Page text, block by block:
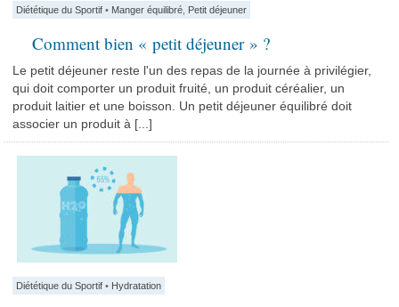
Diététique du Sportif • Manger équilibré Petit déjeuner
Comment bien « petit déjeuner » ?
Le petit déjeuner reste l'un des repas de la journée à privilégier,
qui doit comporter un produit fruité, un produit céréalier, un
produit laitier et une boisson. Un petit déjeuner équilibré doit
associer un produit à [...]
Diététique du Sportif • Hydratation